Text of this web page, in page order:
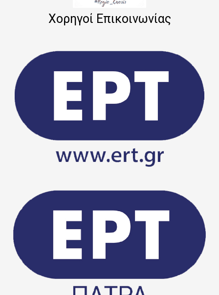
Χορηγοί Επικοινωνίας